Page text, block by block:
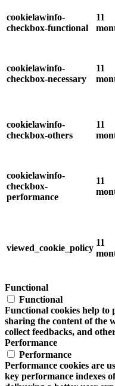
cookielawinfo-
checkbox-functional
11
cookielawinfo-
checkbox-necessary
11
cookielawinfo-
checkbox-others
11
cookielawinfo-
checkbox-
performance
11
viewed_cookie_policy
11
Functional
Functional
Functional cookies help
sharing the content of the
collect feedbacks, and
Performance
Performance
Performance cookies are
key performance indexes